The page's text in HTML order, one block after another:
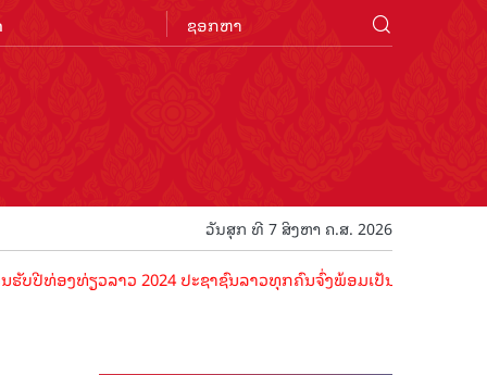
ວັນສຸກ ທີ 7 ສິງຫາ ຄ.ສ. 2026
ຽວລາວ 2024 ປະຊາຊົນລາວທຸກຄົນຈົ່ງພ້ອມເປັນເຈົ້າພາບທີ່ດີ ຕ້ອນຮັບ